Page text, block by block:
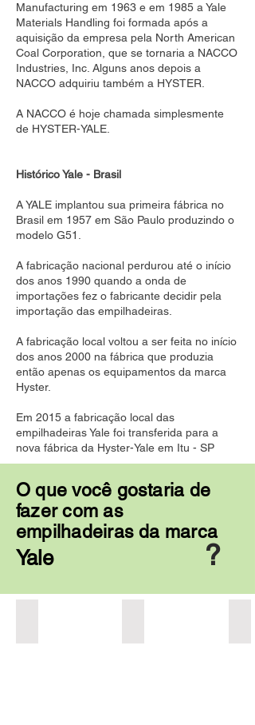
Manufacturing em 1963 e em 1985 a Yale
Materials Handling foi formada após a
aquisição da empresa pela North American
Coal Corporation, que se tornaria a NACCO
Industries, Inc. Alguns anos depois a
NACCO adquiriu também a HYSTER.
A NACCO é hoje chamada simplesmente
de HYSTER-YALE.
Histórico Yale - Brasil
A YALE implantou sua primeira fábrica no
Brasil em 1957 em São Paulo produzindo o
modelo G51.
A fabricação nacional perdurou até o início
dos anos 1990 quando a onda de
importações fez o fabricante decidir pela
importação das empilhadeiras.
A fabricação local voltou a ser feita no início
dos anos 2000 na fábrica que produzia
então apenas os equipamentos da marca
Hyster.
Em 2015 a fabricação local das
empilhadeiras Yale foi transferida para a
nova fábrica da Hyster-Yale em Itu - SP
O que você gostaria de
fazer com as
empilhadeiras da marca
Yale ?